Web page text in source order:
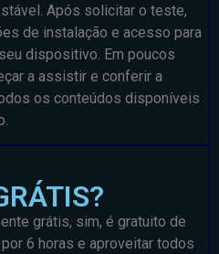
Após solicitar o teste,
de instalação e acesso para
dispositivo. Em poucos
a assistir e conferir a
os conteúdos disponíveis
grátis, sim, é gratuito de
6 horas e aproveitar todos